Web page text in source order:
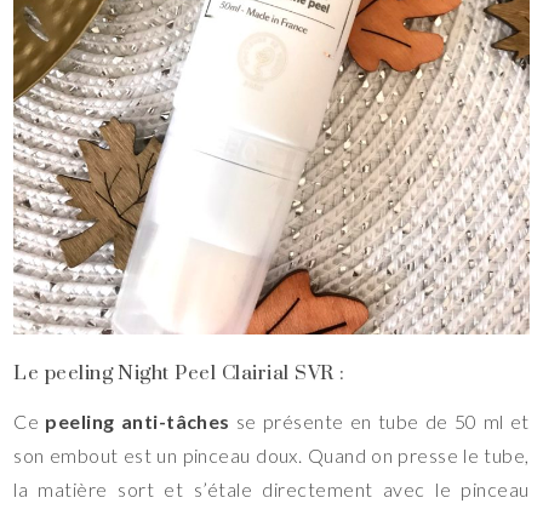
Le peeling Night Peel Clairial SVR :
Ce peeling anti-tâches se présente en tube de 50 ml et
son embout est un pinceau doux. Quand on presse le tube,
la matière sort et s’étale directement avec le pinceau